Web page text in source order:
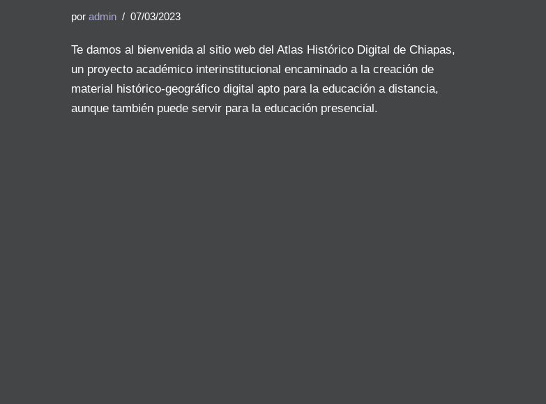
por admin 07/03/2023
Te damos al bienvenida al sitio web del Atlas Histórico Digital de Chiapas,
un proyecto académico interinstitucional encaminado a la creación de
material histórico-geográfico digital apto para la educación a distancia,
aunque también puede servir para la educación presencial.